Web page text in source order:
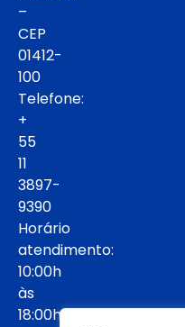
–
CEP
01412-
100
Telefone:
+
55
11
3897-
9390
Horário
atendimento:
10:00h
às
18:00h: